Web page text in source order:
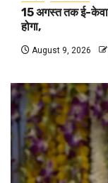
15 अगस्त तक ई-
होगा,
August 9, 2026